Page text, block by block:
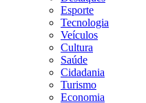
Esporte
Tecnologia
Veículos
Cultura
Saúde
Cidadania
Turismo
Economia